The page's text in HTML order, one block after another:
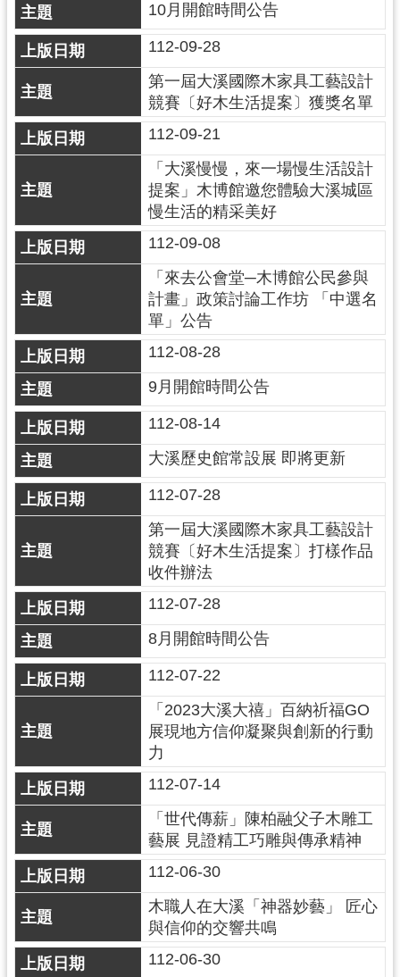
工
園
地
出
版
品
與
文
創
品
回
首
網
站
導
覽
市
政
信
箱
桃
園
政
府
E
n
g
l
隱
私
權
政
策
網
站
全
政
10月開館時間公告
112-09-28
第一屆大溪國際木家具工藝設計
競賽〔好木生活提案〕獲獎名單​
112-09-21
「大溪慢慢，來一場慢生活設計
提案」木博館邀您體驗大溪城區
慢生活的精采美好
112-09-08
「來去公會堂─木博館公民參與
計畫」政策討論工作坊 「中選名
單」公告
112-08-28
9月開館時間公告
112-08-14
大溪歷史館常設展 即將更新
112-07-28
第一屆大溪國際木家具工藝設計
競賽〔好木生活提案〕打樣作品
收件辦法
112-07-28
8月開館時間公告
112-07-22
「2023大溪大禧」百納祈福GO
展現地方信仰凝聚與創新的行動
力
112-07-14
「世代傳薪」陳柏融父子木雕工
藝展 見證精工巧雕與傳承精神
112-06-30
木職人在大溪「神器妙藝」 匠心
與信仰的交響共鳴
112-06-30